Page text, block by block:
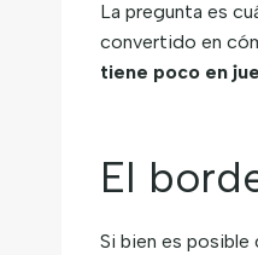
La pregunta es
convertido en
tiene poco en
El
Si bien es